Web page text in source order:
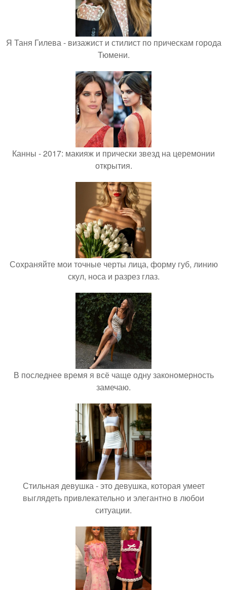
Я Таня Гилева - визажист и стилист по прическам города
Тюмени.
Канны - 2017: макияж и прически звезд на церемонии
открытия.
Сохраняйте мои точные черты лица, форму губ, линию
скул, носа и разрез глаз.
В последнее время я всё чаще одну закономерность
замечаю.
Стильная девушка - это девушка, которая умеет
выглядеть привлекательно и элегантно в любои
ситуации.